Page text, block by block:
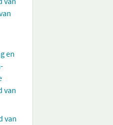
en
van
van